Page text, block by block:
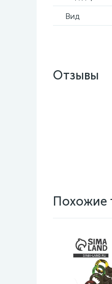
Вид
Отзывы
Похожие